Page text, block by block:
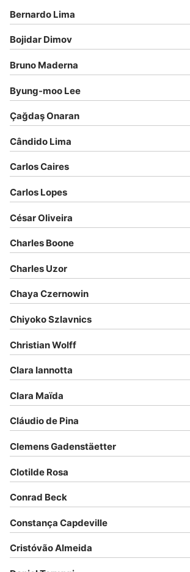
Bernardo Lima
Bojidar Dimov
Bruno Maderna
Byung-moo Lee
Çağdaş Onaran
Cândido Lima
Carlos Caires
Carlos Lopes
César Oliveira
Charles Boone
Charles Uzor
Chaya Czernowin
Chiyoko Szlavnics
Christian Wolff
Clara Iannotta
Clara Maïda
Cláudio de Pina
Clemens Gadenstäetter
Clotilde Rosa
Conrad Beck
Constança Capdeville
Cristóvão Almeida